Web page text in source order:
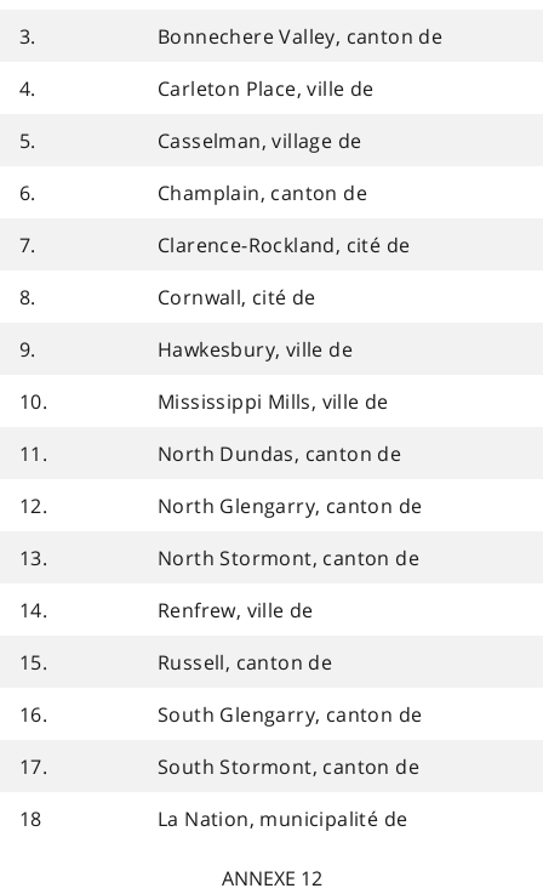
3.
Bonnechere Valley, canton de
4.
Carleton Place, ville de
5.
Casselman, village de
6.
Champlain, canton de
7.
Clarence-Rockland, cité de
8.
Cornwall, cité de
9.
Hawkesbury, ville de
10.
Mississippi Mills, ville de
11.
North Dundas, canton de
12.
North Glengarry, canton de
13.
North Stormont, canton de
14.
Renfrew, ville de
15.
Russell, canton de
16.
South Glengarry, canton de
17.
South Stormont, canton de
18
La Nation, municipalité de
ANNEXE 12